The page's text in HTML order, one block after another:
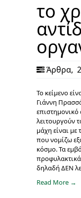
το
Άρθρα,
Το κείμενο
Γιάννη
λειτουργούν
μάχη είναι με
που νομίζω
κόσμο. Τα
δηλαδή ΔΕΝ
Read More →